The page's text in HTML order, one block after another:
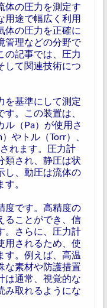
体の圧力を測定す
用途で幅広く利用
体の圧力を正確に
管理などの分野で
の記事では、圧力
して関連技術につ
を基準にして測定
。この装置は、
ル（Pa）が使用さ
やトル（Torr）、
れます。圧力計
類され、静圧は状
し、動圧は流体の
。
度です。高精度の
ることができ、信
。さらに、圧力計
用されるため、使
す。例えば、高温
な素材や防護措置
は通常、視覚的な
み取れるようにな